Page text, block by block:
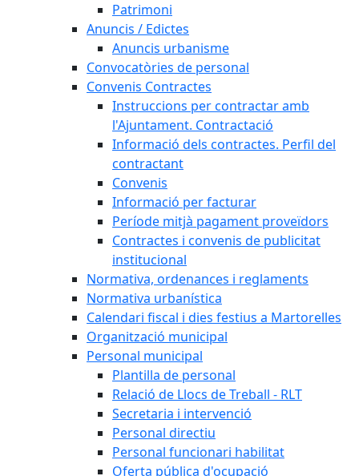
Patrimoni
Anuncis / Edictes
Anuncis urbanisme
Convocatòries de personal
Convenis Contractes
Instruccions per contractar amb
l'Ajuntament. Contractació
Informació dels contractes. Perfil del
contractant
Convenis
Informació per facturar
Període mitjà pagament proveïdors
Contractes i convenis de publicitat
institucional
Normativa, ordenances i reglaments
Normativa urbanística
Calendari fiscal i dies festius a Martorelles
Organització municipal
Personal municipal
Plantilla de personal
Relació de Llocs de Treball - RLT
Secretaria i intervenció
Personal directiu
Personal funcionari habilitat
Oferta pública d'ocupació